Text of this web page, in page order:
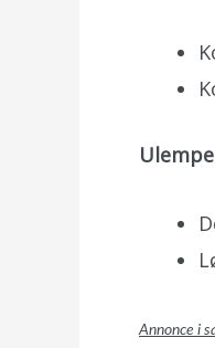
Annonce i